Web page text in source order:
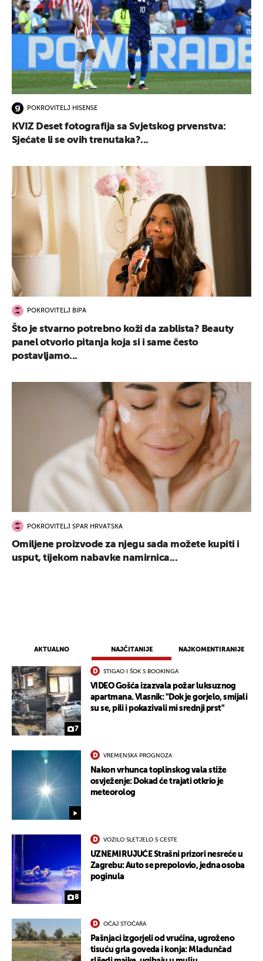
AKTUALNO NAJČITANIJE NAJKOMENTIRANIJE
7
STIGAO I ŠOK S BOOKINGA
VIDEO Gošća izazvala požar luksuznog
apartmana. Vlasnik: "Dok je gorjelo, smijali
su se, pili i pokazivali mi srednji prst"
VREMENSKA PROGNOZA
Nakon vrhunca toplinskog vala stiže
osvježenje: Dokad će trajati otkrio je
meteorolog
8
VOZILO SLETJELO S CESTE
UZNEMIRUJUĆE Strašni prizori nesreće u
Zagrebu: Auto se prepolovio, jedna osoba
poginula
OČAJ STOČARA
Pašnjaci izgorjeli od vrućina, ugroženo
tisuću grla goveda i konja: Mladunčad
POKROVITELJ HISENSE
KVIZ Deset fotografija sa Svjetskog prvenstva:
Sjećate li se ovih trenutaka?...
POKROVITELJ BIPA
Što je stvarno potrebno koži da zablista? Beauty
panel otvorio pitanja koja si i same često
postavljamo...
POKROVITELJ SPAR HRVATSKA
Omiljene proizvode za njegu sada možete kupiti i
usput, tijekom nabavke namirnica...